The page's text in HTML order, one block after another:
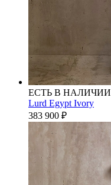
ЕСТЬ В НАЛИЧИИ
Lurd Egypt Ivory
383 900 ₽